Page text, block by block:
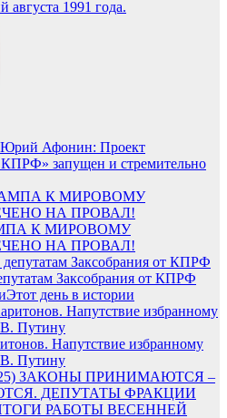
августа 1991 года.
Юрий Афонин: Проект
запущен и стремительно
К МИРОВОМУ
НА ПРОВАЛ!
Заксобрания от КПРФ
Этот день в истории
Напутствие избранному
Путину